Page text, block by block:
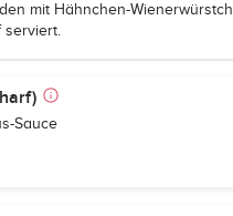
mit Hähnchen-
serviert.
Sauce